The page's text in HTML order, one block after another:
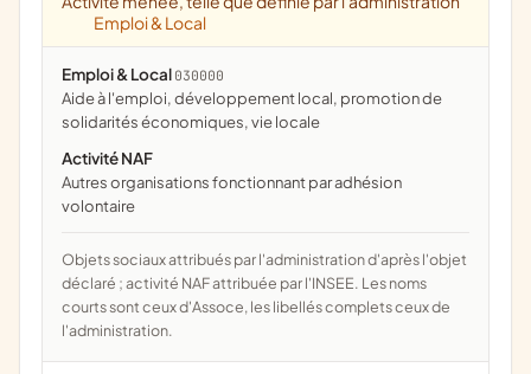
Emploi & Local
Emploi & Local 030000
aide à l'emploi, développement local, promotion de
solidarités économiques, vie locale
Activité NAF
Autres organisations fonctionnant par adhésion
volontaire
Objets sociaux attribués par l'administration d'après l'objet
déclaré ; activité NAF attribuée par l'INSEE. Les noms
courts sont ceux d'Assoce, les libellés complets ceux de
l'administration.